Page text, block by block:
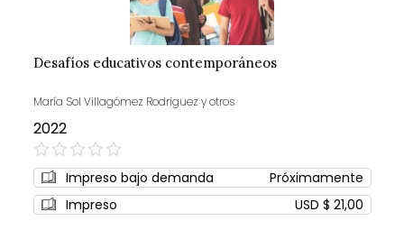
Desafíos educativos contemporáneos
María Sol Villagómez Rodriguez y otros
2022
0%
Impreso bajo demanda
Próximamente
Impreso
USD $ 21,00